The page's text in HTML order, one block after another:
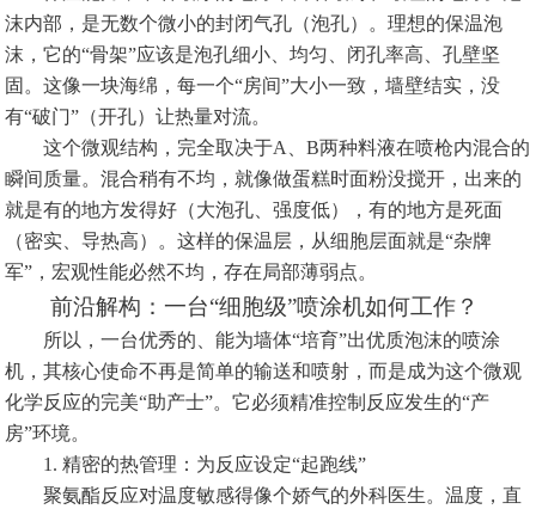
沫内部，是无数个微小的封闭气孔（泡孔）。理想的保温泡
沫，它的“骨架”应该是泡孔细小、均匀、闭孔率高、孔壁坚
固。这像一块海绵，每一个“房间”大小一致，墙壁结实，没
有“破门”（开孔）让热量对流。
这个微观结构，完全取决于A、B两种料液在喷枪内混合的
瞬间质量。混合稍有不均，就像做蛋糕时面粉没搅开，出来的
就是有的地方发得好（大泡孔、强度低），有的地方是死面
（密实、导热高）。这样的保温层，从细胞层面就是“杂牌
军”，宏观性能必然不均，存在局部薄弱点。
前沿解构：一台“细胞级”喷涂机如何工作？
所以，一台优秀的、能为墙体“培育”出优质泡沫的喷涂
机，其核心使命不再是简单的输送和喷射，而是成为这个微观
化学反应的完美“助产士”。它必须精准控制反应发生的“产
房”环境。
1. 精密的热管理：为反应设定“起跑线”
聚氨酯反应对温度敏感得像个娇气的外科医生。温度，直